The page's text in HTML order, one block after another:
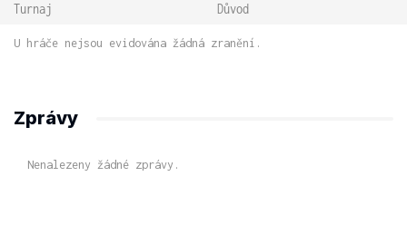
Turnaj Důvod
U hráče nejsou evidována žádná zranění.
Zprávy
Nenalezeny žádné zprávy.